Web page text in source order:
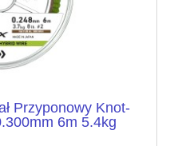
Przyponowy Knot-
6m 5.4kg